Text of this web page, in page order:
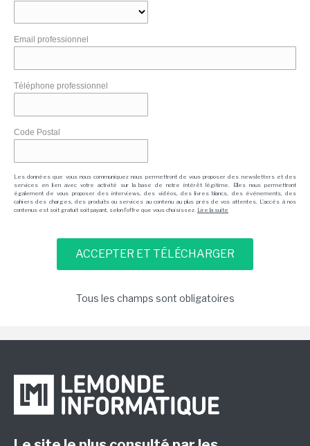
Email professionnel
Téléphone professionnel
Code Postal
Les données que vous nous communiquez nous permettront de vous proposer des newsletters et des
services en lien avec votre activité sur la base de notre intérêt légitime. Elles nous permettront
également de vous proposer des interviews, des vidéos, des livres blancs, des événements, des
cahiers des charges, des produits ou services au contenu au plus près de vos attentes. L'accès à nos
contenus est soit gratuit soit payant, selon l'offre que vous choisissez. Lire la suite
Tous les champs sont obligatoires